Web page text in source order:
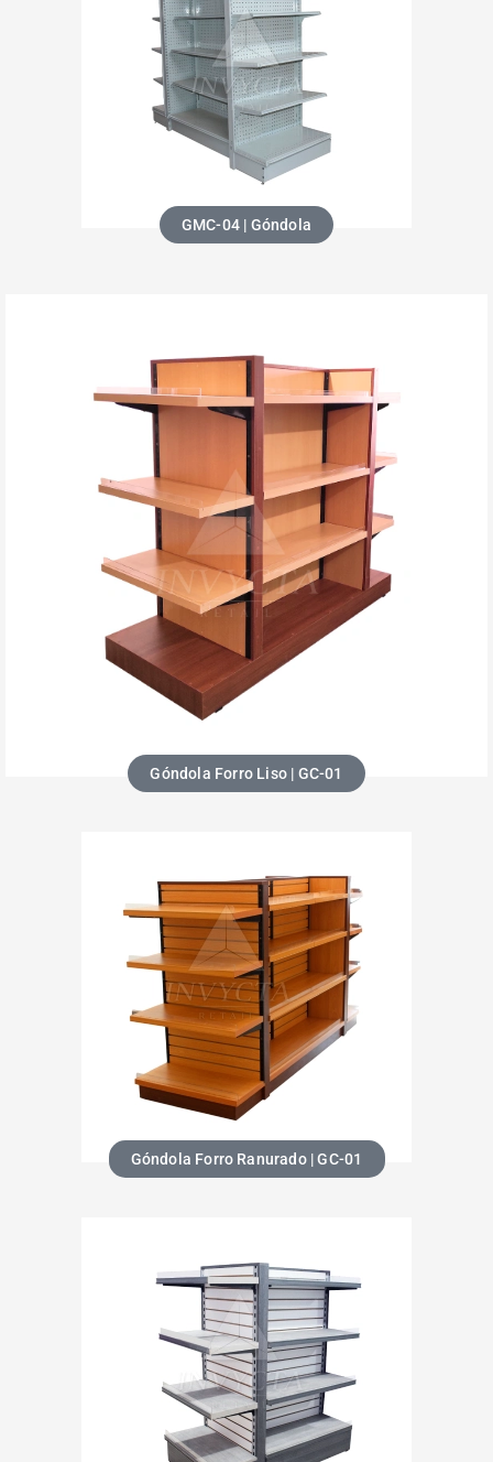
GMC-04 | Góndola
Góndola Forro Liso | GC-01
Góndola Forro Ranurado | GC-01